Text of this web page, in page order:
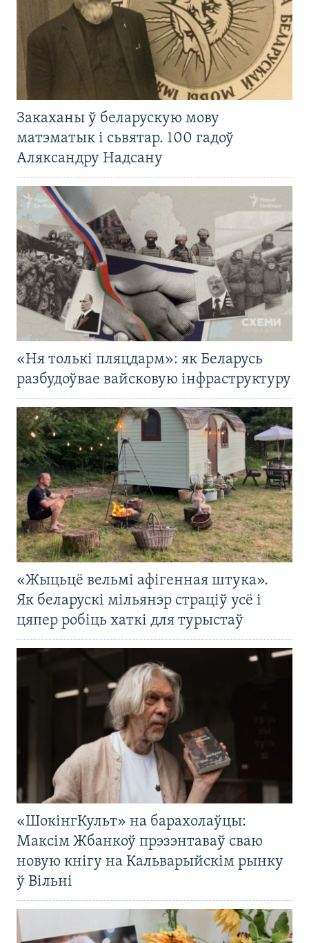
Закаханы ў беларускую мову
матэматык і сьвятар. 100 гадоў
Аляксандру Надсану
«Ня толькі пляцдарм»: як Беларусь
разбудоўвае вайсковую інфраструктуру
«Жыцьцё вельмі афігенная штука».
Як беларускі мільянэр страціў усё і
цяпер робіць хаткі для турыстаў
«ШокінгКульт» на барахолаўцы:
Максім Жбанкоў прэзэнтаваў сваю
новую кнігу на Кальварыйскім рынку
ў Вільні